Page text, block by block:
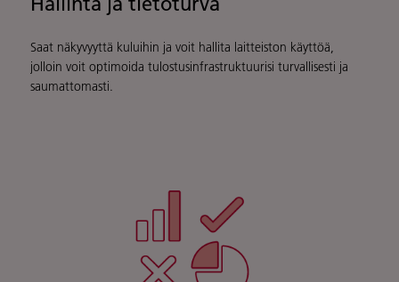
Saat näkyvyyttä kuluihin ja voit hallita laitteiston käyttöä,
jolloin voit optimoida tulostusinfrastruktuurisi turvallisesti ja
saumattomasti.